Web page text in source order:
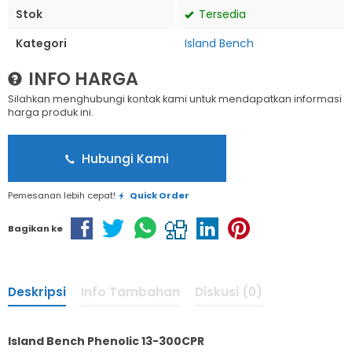
Stok
Tersedia
Kategori
Island Bench
INFO HARGA
Silahkan menghubungi kontak kami untuk mendapatkan informasi
harga produk ini.
Hubungi Kami
Pemesanan lebih cepat! Quick Order
Bagikan ke
Deskripsi Info Tambahan Diskusi (0)
Island Bench Phenolic 13-300CPR